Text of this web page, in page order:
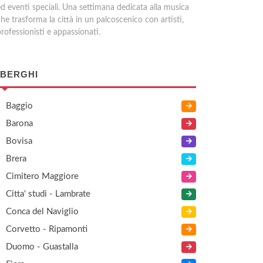
eventi speciali. Una settimana dedicata alla musica
trasforma la città in un palcoscenico con artisti,
e appassionati.
Baggio
Barona
Bovisa
Brera
Cimitero Maggiore
Citta' studi - Lambrate
Conca del Naviglio
Corvetto - Ripamonti
Duomo - Guastalla